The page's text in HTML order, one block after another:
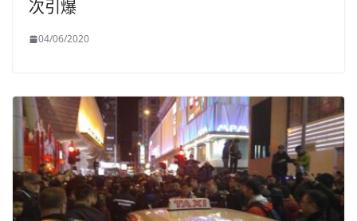
次引爆
04/06/2020